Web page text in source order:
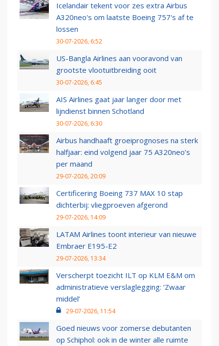
Icelandair tekent voor zes extra Airbus
A320neo's om laatste Boeing 757's af te
lossen
30-07-2026, 6:52
US-Bangla Airlines aan vooravond van
grootste vlootuitbreiding ooit
30-07-2026, 6:45
AIS Airlines gaat jaar langer door met
lijndienst binnen Schotland
30-07-2026, 6:30
Airbus handhaaft groeiprognoses na sterk
halfjaar: eind volgend jaar 75 A320neo’s
per maand
29-07-2026, 20:09
Certificering Boeing 737 MAX 10 stap
dichterbij: vliegproeven afgerond
29-07-2026, 14:09
LATAM Airlines toont interieur van nieuwe
Embraer E195-E2
29-07-2026, 13:34
Verscherpt toezicht ILT op KLM E&M om
administratieve verslaglegging: ‘Zwaar
middel’
29-07-2026, 11:54
Goed nieuws voor zomerse debutanten
op Schiphol: ook in de winter alle ruimte